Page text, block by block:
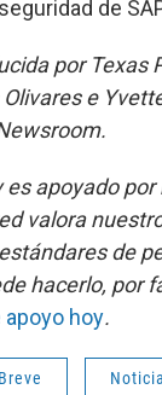
de
por Texas
e
es apoyado
valora
de
hacerlo, por
apoyo hoy.